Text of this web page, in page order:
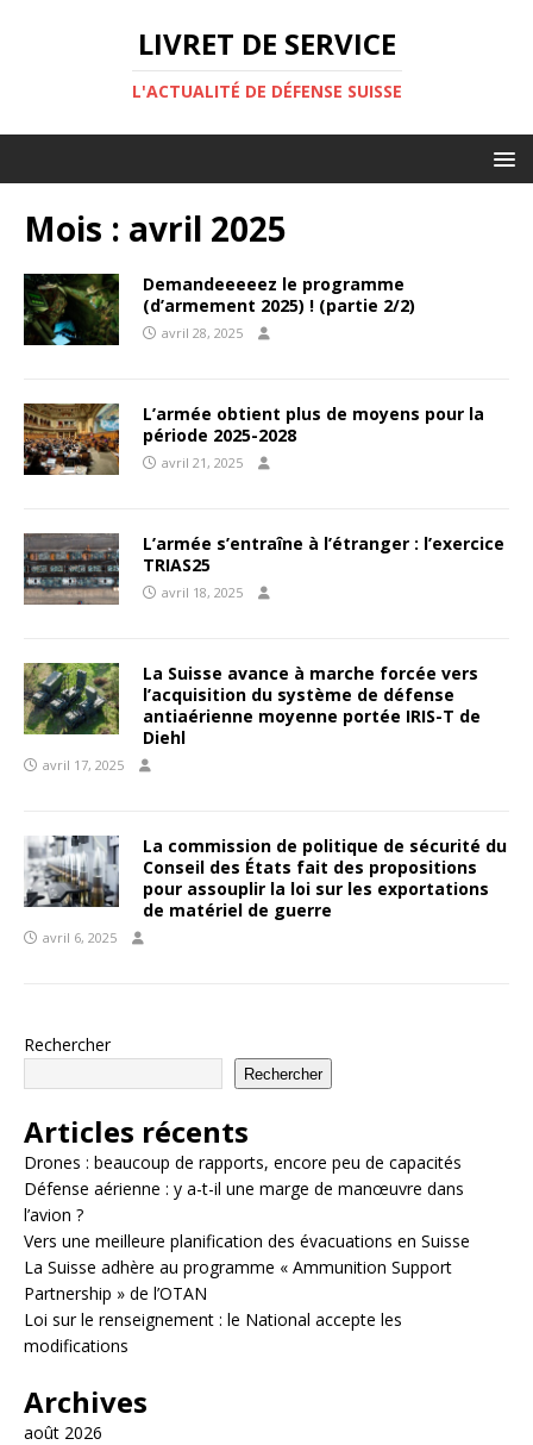
LIVRET DE SERVICE
L'ACTUALITÉ DE DÉFENSE SUISSE
Mois : avril 2025
Demandeeeeez le programme
(d’armement 2025) ! (partie 2/2)
avril 28, 2025
L’armée obtient plus de moyens pour la
période 2025-2028
avril 21, 2025
L’armée s’entraîne à l’étranger : l’exercice
TRIAS25
avril 18, 2025
La Suisse avance à marche forcée vers
l’acquisition du système de défense
antiaérienne moyenne portée IRIS-T de
Diehl
avril 17, 2025
La commission de politique de sécurité du
Conseil des États fait des propositions
pour assouplir la loi sur les exportations
de matériel de guerre
avril 6, 2025
Rechercher
Rechercher
Articles récents
Drones : beaucoup de rapports, encore peu de capacités
Défense aérienne : y a-t-il une marge de manœuvre dans
l’avion ?
Vers une meilleure planification des évacuations en Suisse
La Suisse adhère au programme « Ammunition Support
Partnership » de l’OTAN
Loi sur le renseignement : le National accepte les
modifications
Archives
août 2026